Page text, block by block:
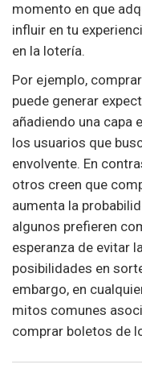
momento en que
influir en tu
en la lotería.
Por ejemplo,
puede generar
añadiendo una capa
los usuarios que
envolvente. En
otros creen que
aumenta la
algunos prefieren
esperanza de evitar
posibilidades en
embargo, en
mitos comunes
comprar boletos de